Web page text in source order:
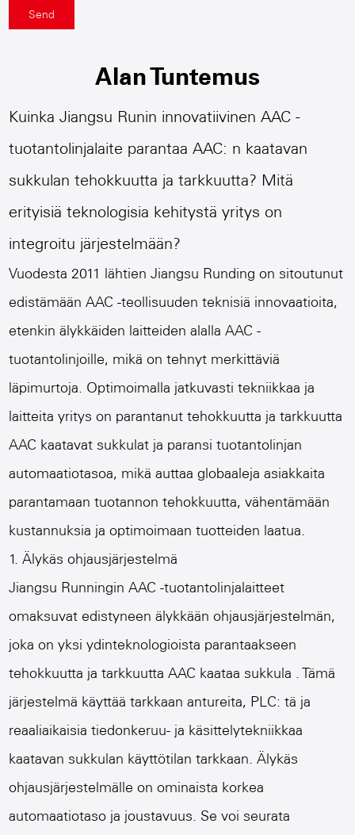
Alan Tuntemus
Kuinka Jiangsu Runin innovatiivinen AAC -
tuotantolinjalaite parantaa AAC: n kaatavan
sukkulan tehokkuutta ja tarkkuutta? Mitä
erityisiä teknologisia kehitystä yritys on
integroitu järjestelmään?
Vuodesta 2011 lähtien Jiangsu Runding on sitoutunut
edistämään AAC -teollisuuden teknisiä innovaatioita,
etenkin älykkäiden laitteiden alalla AAC -
tuotantolinjoille, mikä on tehnyt merkittäviä
läpimurtoja. Optimoimalla jatkuvasti tekniikkaa ja
laitteita yritys on parantanut tehokkuutta ja tarkkuutta
AAC kaatavat sukkulat ja paransi tuotantolinjan
automaatiotasoa, mikä auttaa globaaleja asiakkaita
parantamaan tuotannon tehokkuutta, vähentämään
kustannuksia ja optimoimaan tuotteiden laatua.
1. Älykäs ohjausjärjestelmä
Jiangsu Runningin AAC -tuotantolinjalaitteet
omaksuvat edistyneen älykkään ohjausjärjestelmän,
joka on yksi ydinteknologioista parantaakseen
tehokkuutta ja tarkkuuttaAAC kaataa sukkula . Tämä
järjestelmä käyttää tarkkaan antureita, PLC: tä ja
reaaliaikaisia ​​tiedonkeruu- ja käsittelytekniikkaa
kaatavan sukkulan käyttötilan tarkkaan. Älykäs
ohjausjärjestelmälle on ominaista korkea
automaatiotaso ja joustavuus. Se voi seurata